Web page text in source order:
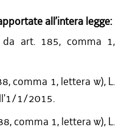
all’intera legge:
art. 185, comma 1,
comma 1, lettera w), L.
1/2015.
comma 1, lettera w), L.